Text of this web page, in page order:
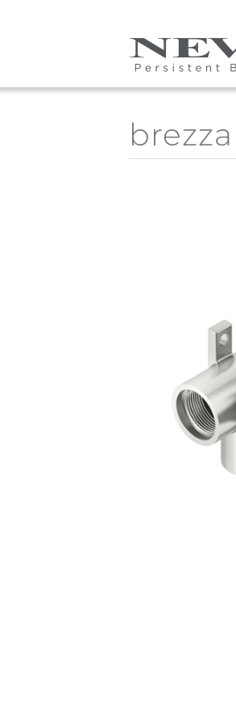
Skip to main content
brezza